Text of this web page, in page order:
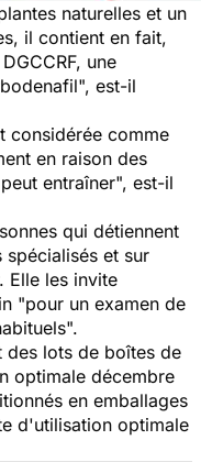
naturelles et un
il contient en fait,
une
est-il
considérée comme
en raison des
entraîner", est-il
qui détiennent
et sur
Elle les invite
"pour un examen de
des lots de boîtes de
optimale décembre
en emballages
d'utilisation optimale